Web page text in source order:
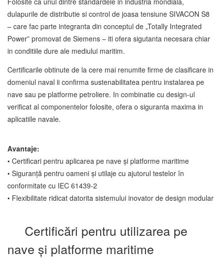
dulapurile de distributie si control de joasa tensiune SIVACON S8
– care fac parte integranta din conceptul de „Totally Integrated
Power” promovat de Siemens – iti ofera sigutanta necesara chiar
in conditiile dure ale mediului maritim.
Certificarile obtinute de la cere mai renumite firme de clasificare in
domeniul naval ii confirma sustenabilitatea pentru instalarea pe
nave sau pe platforme petroliere. In combinatie cu design-ul
verificat al componentelor folosite, ofera o siguranta maxima in
aplicatiile navale.
Avantaje:
• Certificari pentru aplicarea pe nave și platforme maritime
• Siguranță pentru oameni și utilaje cu ajutorul testelor în
conformitate cu IEC 61439-2
• Flexibilitate ridicat datorita sistemului inovator de design modular
Certificări pentru utilizarea pe
nave și platforme maritime